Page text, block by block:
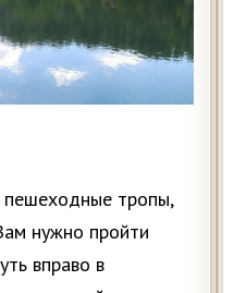
пешеходные тропы,
нужно пройти
вправо в